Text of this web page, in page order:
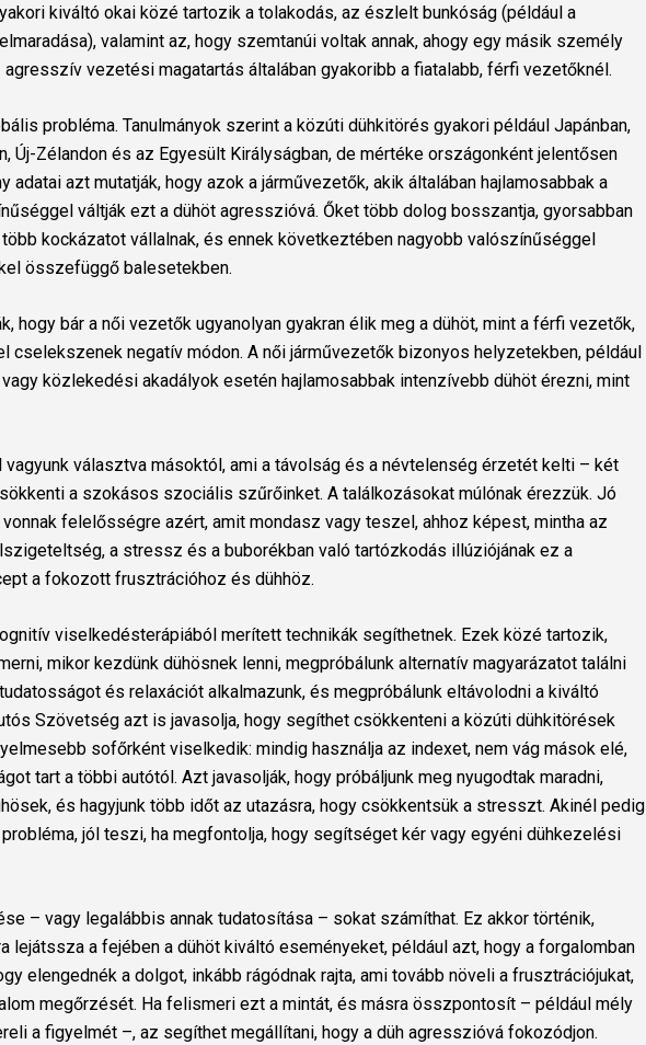
kiváltó okai közé tartozik a tolakodás, az észlelt bunkóság (például a
valamint az, hogy szemtanúi voltak annak, ahogy egy másik személy
agresszív vezetési magatartás általában gyakoribb a fiatalabb, férfi vezetőknél.
probléma. Tanulmányok szerint a közúti dühkitörés gyakori például Japánban,
Új-Zélandon és az Egyesült Királyságban, de mértéke országonként jelentősen
adatai azt mutatják, hogy azok a járművezetők, akik általában hajlamosabbak a
váltják ezt a dühöt agresszióvá. Őket több dolog bosszantja, gyorsabban
kockázatot vállalnak, és ennek következtében nagyobb valószínűséggel
összefüggő balesetekben.
hogy bár a női vezetők ugyanolyan gyakran élik meg a dühöt, mint a férfi vezetők,
cselekszenek negatív módon. A női járművezetők bizonyos helyzetekben, például
közlekedési akadályok esetén hajlamosabbak intenzívebb dühöt érezni, mint
választva másoktól, ami a távolság és a névtelenség érzetét kelti – két
a szokásos szociális szűrőinket. A találkozásokat múlónak érezzük. Jó
felelősségre azért, amit mondasz vagy teszel, ahhoz képest, mintha az
a stressz és a buborékban való tartózkodás illúziójának ez a
a fokozott frusztrációhoz és dühhöz.
viselkedésterápiából merített technikák segíthetnek. Ezek közé tartozik,
mikor kezdünk dühösnek lenni, megpróbálunk alternatív magyarázatot találni
és relaxációt alkalmazunk, és megpróbálunk eltávolodni a kiváltó
Szövetség azt is javasolja, hogy segíthet csökkenteni a közúti dühkitörések
sofőrként viselkedik: mindig használja az indexet, nem vág mások elé,
tart a többi autótól. Azt javasolják, hogy próbáljunk meg nyugodtak maradni,
és hagyjunk több időt az utazásra, hogy csökkentsük a stresszt. Akinél pedig
jól teszi, ha megfontolja, hogy segítséget kér vagy egyéni dühkezelési
– vagy legalábbis annak tudatosítása – sokat számíthat. Ez akkor történik,
lejátssza a fejében a dühöt kiváltó eseményeket, például azt, hogy a forgalomban
elengednék a dolgot, inkább rágódnak rajta, ami tovább növeli a frusztrációjukat,
megőrzését. Ha felismeri ezt a mintát, és másra összpontosít – például mély
a figyelmét –, az segíthet megállítani, hogy a düh agresszióvá fokozódjon.